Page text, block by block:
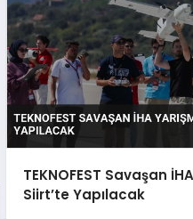
TEKNOFEST Savaşan
Siirt’te Yapılacak